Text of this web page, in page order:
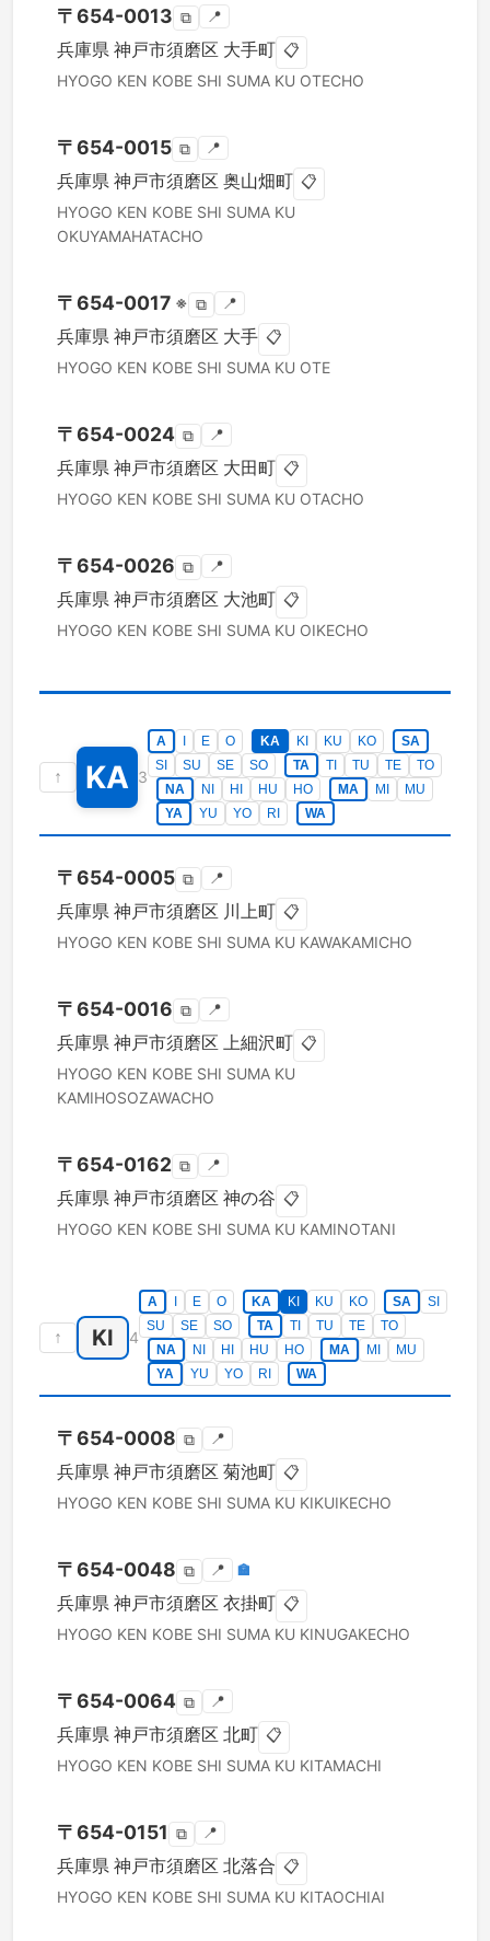
〒654-0013 ⧉ 📍
兵庫県 神戸市須磨区 大手町 📋
HYOGO KEN KOBE SHI SUMA KU OTECHO
〒654-0015 ⧉ 📍
兵庫県 神戸市須磨区 奥山畑町 📋
HYOGO KEN KOBE SHI SUMA KU
OKUYAMAHATACHO
〒654-0017 ※ ⧉ 📍
兵庫県 神戸市須磨区 大手 📋
HYOGO KEN KOBE SHI SUMA KU OTE
〒654-0024 ⧉ 📍
兵庫県 神戸市須磨区 大田町 📋
HYOGO KEN KOBE SHI SUMA KU OTACHO
〒654-0026 ⧉ 📍
兵庫県 神戸市須磨区 大池町 📋
HYOGO KEN KOBE SHI SUMA KU OIKECHO
↑ KA 3
A E O KA KI KU KO
SA
SI
SU SE SO TA TI TU TE
TO
NA
NI HI HU HO MA MI
MU
YA
YU YO RI WA
〒654-0005 ⧉ 📍
兵庫県 神戸市須磨区 川上町 📋
HYOGO KEN KOBE SHI SUMA KU KAWAKAMICHO
〒654-0016 ⧉ 📍
兵庫県 神戸市須磨区 上細沢町 📋
HYOGO KEN KOBE SHI SUMA KU
KAMIHOSOZAWACHO
〒654-0162 ⧉ 📍
兵庫県 神戸市須磨区 神の谷 📋
HYOGO KEN KOBE SHI SUMA KU KAMINOTANI
↑ KI 4
A E O KA KI KU KO SA
SI
SU
SE SO TA TI TU TE
TO
NA
NI HI HU HO MA MI
MU
YA
YU YO RI WA
〒654-0008 ⧉ 📍
兵庫県 神戸市須磨区 菊池町 📋
HYOGO KEN KOBE SHI SUMA KU KIKUIKECHO
〒654-0048 ⧉ 📍 🏣
兵庫県 神戸市須磨区 衣掛町 📋
HYOGO KEN KOBE SHI SUMA KU KINUGAKECHO
〒654-0064 ⧉ 📍
兵庫県 神戸市須磨区 北町 📋
HYOGO KEN KOBE SHI SUMA KU KITAMACHI
〒654-0151 ⧉ 📍
兵庫県 神戸市須磨区 北落合 📋
HYOGO KEN KOBE SHI SUMA KU KITAOCHIAI